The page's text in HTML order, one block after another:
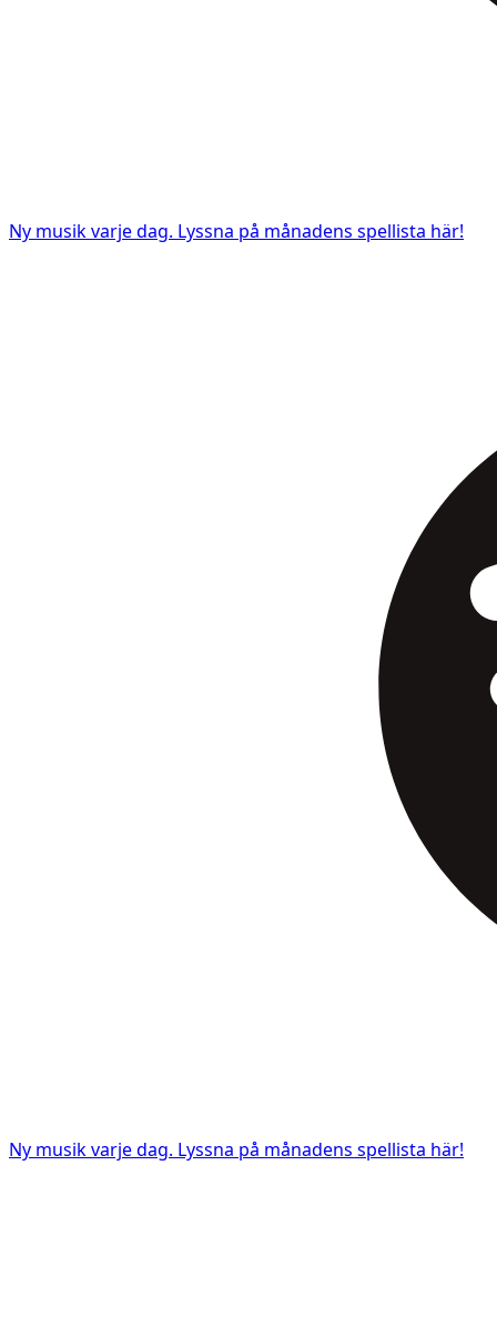
Ny musik varje dag. Lyssna på månadens spellista här!
Ny musik varje dag. Lyssna på månadens spellista här!